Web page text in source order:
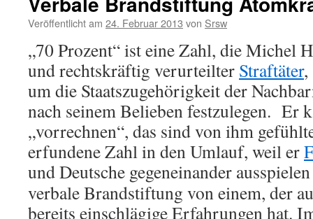
Veröffentlicht am 24. Februar 2013 von Srsw
„70 Prozent“ ist eine Zahl, die Michel
und rechtskräftig verurteilter Straftäter,
um die Staatszugehörigkeit der
nach seinem Belieben festzulegen. Er
„vorrechnen“, das sind von ihm
erfundene Zahl in den Umlauf, weil er
und Deutsche gegeneinander
verbale Brandstiftung von einem, der
bereits einschlägige Erfahrungen hat.